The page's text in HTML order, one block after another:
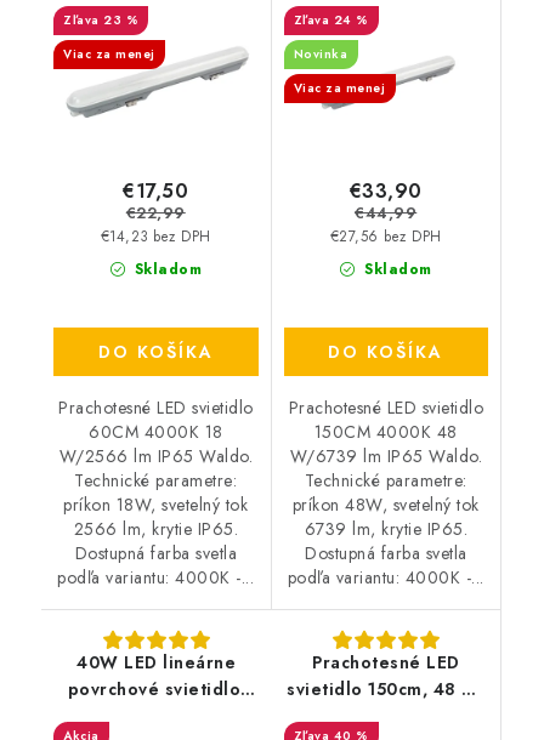
Waldo
23 %
Viac za menej
Skladom
€14,23 bez DPH
€17,50
€22,99
DO KOŠÍKA
Prachotesné LED svietidlo
60CM 4000K 18
W/2566 lm IP65 Waldo.
Technické parametre:
príkon 18W, svetelný tok
2566 lm, krytie IP65.
Dostupná farba svetla
podľa variantu: 4000K -...
Waldo
24 %
Novinka
Viac za menej
Skladom
€27,56 bez DPH
€33,90
€44,99
DO KOŠÍKA
Prachotesné LED svietidlo
150CM 4000K 48
W/6739 lm IP65 Waldo.
Technické parametre:
príkon 48W, svetelný tok
6739 lm, krytie IP65.
Dostupná farba svetla
podľa variantu: 4000K -...
40W LED lineárne
povrchové svietidlo,
120cm - 3400lm -
Akcia
Prachotesné LED
svietidlo 150cm, 48 W,
4000K, 6739 lm, IP65 |
40 %